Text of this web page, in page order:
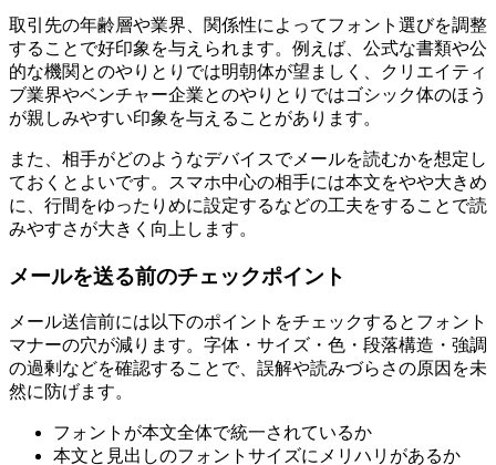
取引先の年齢層や業界、関係性によってフォント選びを調整
することで好印象を与えられます。例えば、公式な書類や公
的な機関とのやりとりでは明朝体が望ましく、クリエイティ
ブ業界やベンチャー企業とのやりとりではゴシック体のほう
が親しみやすい印象を与えることがあります。
また、相手がどのようなデバイスでメールを読むかを想定し
ておくとよいです。スマホ中心の相手には本文をやや大きめ
に、行間をゆったりめに設定するなどの工夫をすることで読
みやすさが大きく向上します。
メールを送る前のチェックポイント
メール送信前には以下のポイントをチェックするとフォント
マナーの穴が減ります。字体・サイズ・色・段落構造・強調
の過剰などを確認することで、誤解や読みづらさの原因を未
然に防げます。
フォントが本文全体で統一されているか
本文と見出しのフォントサイズにメリハリがあるか